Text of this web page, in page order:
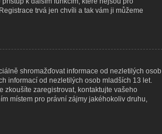
trvá jen chvíli a tak vám ji můžeme
shromažďovat informace od nezletilých osob
informací od nezletilých osob mladších 13 let.
zkoušíte zaregistrovat, kontaktujte vašeho
místem pro právní zájmy jakéhokoliv druhu,